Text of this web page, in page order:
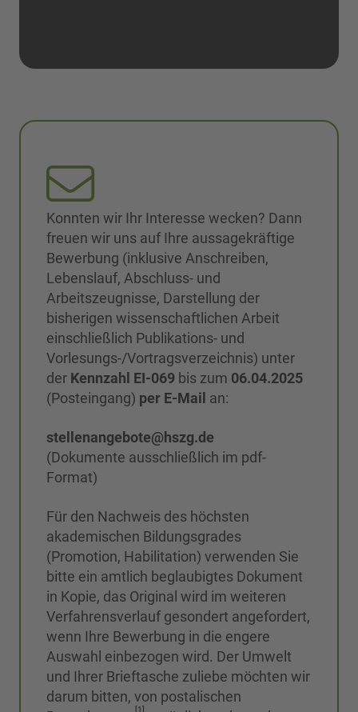
Konnten wir Ihr Interesse wecken? Dann
freuen wir uns auf Ihre aussagekräftige
Bewerbung (inklusive Anschreiben,
Lebenslauf, Abschluss- und
Arbeitszeugnisse, Darstellung der
bisherigen wissenschaftlichen Arbeit
einschließlich Publikations- und
Vorlesungs-/Vortragsverzeichnis) unter
der Kennzahl EI-069 bis zum 06.04.2025
(Posteingang) per E-Mail an:
stellenangebote@hszg.de
(Dokumente ausschließlich im pdf-
Format)
Für den Nachweis des höchsten
akademischen Bildungsgrades
(Promotion, Habilitation) verwenden Sie
bitte ein amtlich beglaubigtes Dokument
in Kopie, das Original wird im weiteren
Verfahrensverlauf gesondert angefordert,
wenn Ihre Bewerbung in die engere
Auswahl einbezogen wird. Der Umwelt
und Ihrer Brieftasche zuliebe möchten wir
darum bitten, von postalischen
[1]